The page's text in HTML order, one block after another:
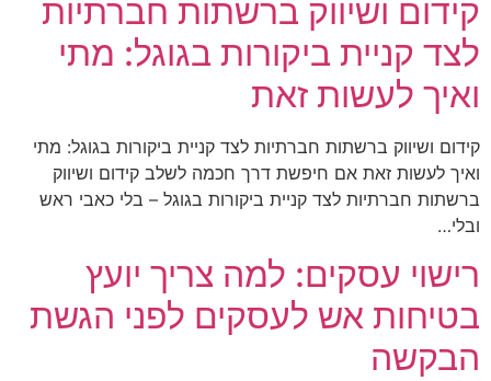
קידום ושיווק ברשתות חברתיות
לצד קניית ביקורות בגוגל: מתי
ואיך לעשות זאת
קידום ושיווק ברשתות חברתיות לצד קניית ביקורות בגוגל: מתי
ואיך לעשות זאת אם חיפשת דרך חכמה לשלב קידום ושיווק
ברשתות חברתיות לצד קניית ביקורות בגוגל – בלי כאבי ראש
ובלי…
רישוי עסקים: למה צריך יועץ
בטיחות אש לעסקים לפני הגשת
הבקשה